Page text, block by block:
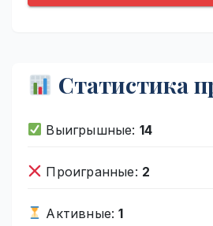
Статистика
Выигрышные: 14
Проигранные: 2
Активные:1